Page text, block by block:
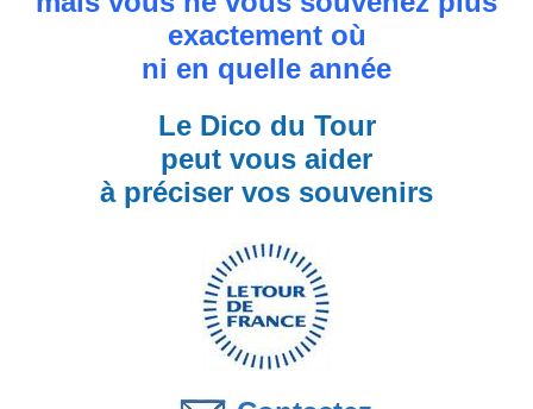
exactement où
ni en quelle année
Le Dico du Tour
peut vous aider
à préciser vos souvenirs